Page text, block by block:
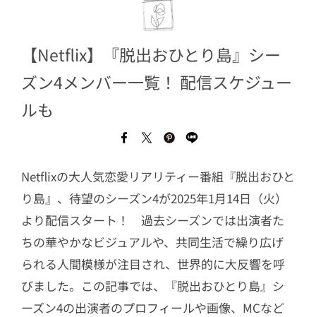
【Netflix】『脱出おひとり島』シー
ズン4メンバー一覧！ 配信スケジュー
ルも
Netflixの大人気恋愛リアリティー番組『脱出おひと
り島』、待望のシーズン4が2025年1月14日（火）
より配信スタート！ 過去シーズンでは出演者た
ちの華やかなビジュアルや、共同生活で繰り広げ
られる人間模様が注目され、世界的に大反響を呼
びました。この記事では、『脱出おひとり島』シ
ーズン4の出演者のプロフィールや画像、MCなど